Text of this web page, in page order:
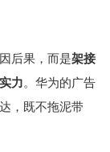
后果，而是架接
力。华为的广告
，既不拖泥带